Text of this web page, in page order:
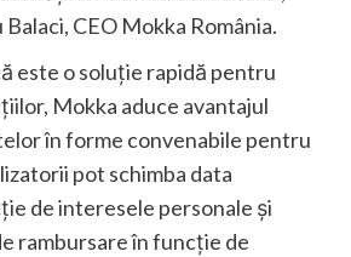
CEO Mokka România.
este o soluție rapidă pentru
Mokka aduce avantajul
în forme convenabile pentru
pot schimba data
de interesele personale și
rambursare în funcție de